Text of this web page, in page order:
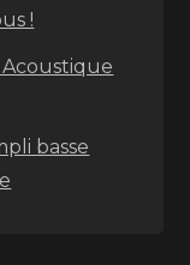
!
Acoustique
basse